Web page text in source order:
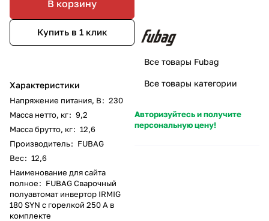
В корзину
Купить в 1 клик
Характеристики
Напряжение питания, В: 230
Масса нетто, кг: 9,2
Масса брутто, кг: 12,6
Производитель: FUBAG
Вес: 12,6
Наименование для сайта
полное: FUBAG Сварочный
полуавтомат инвертор IRMIG
180 SYN с горелкой 250 А в
комплекте
Все товары Fubag
Все товары категории
Авторизуйтесь и получите
персональную цену!